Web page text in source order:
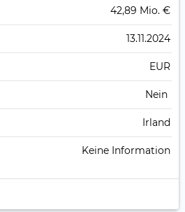
42,89 Mio. €
13.11.2024
EUR
Nein
Irland
Keine Information